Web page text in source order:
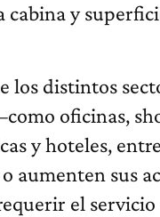
cabina y
los distintos
oficinas,
y hoteles,
aumenten sus
el servicio